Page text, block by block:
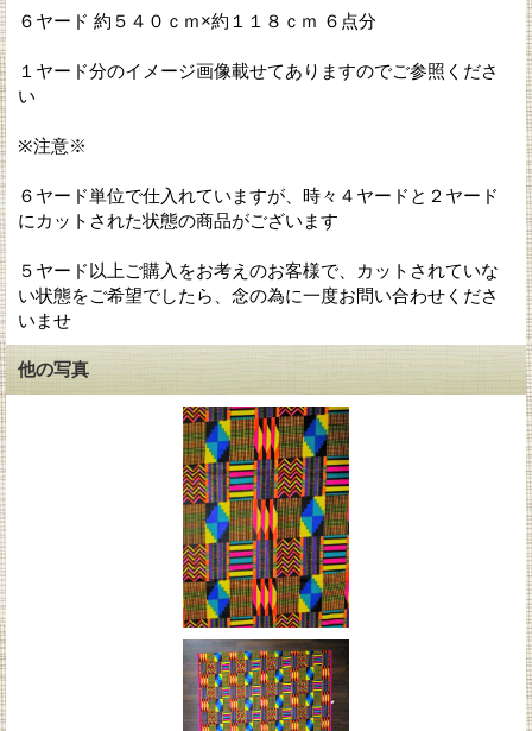
６ヤード 約５４０ｃｍ×約１１８ｃｍ ６点分
１ヤード分のイメージ画像載せてありますのでご参照くださ
い
※注意※
６ヤード単位で仕入れていますが、時々４ヤードと２ヤード
にカットされた状態の商品がございます
５ヤード以上ご購入をお考えのお客様で、カットされていな
い状態をご希望でしたら、念の為に一度お問い合わせくださ
いませ
他の写真